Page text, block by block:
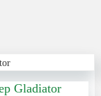
Gladiator